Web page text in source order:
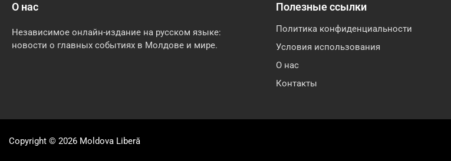
О нас
Независимое онлайн-издание на русском языке:
новости о главных событиях в Молдове и мире.
Полезные ссылки
Политика конфиденциальности
Условия использования
О нас
Контакты
Copyright © 2026 Moldova Liberă